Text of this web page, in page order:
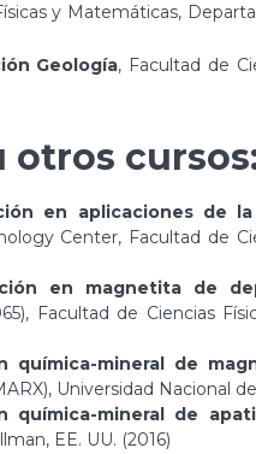
y Matemáticas,
Geología, Facultad de
otros
en aplicaciones de
Center, Facultad de
en magnetita de
Facultad de Ciencias
química-mineral de
Universidad Nacional
química-mineral de
EE. UU. (2016)